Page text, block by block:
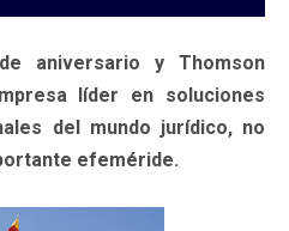
aniversario y Thomson
líder en soluciones
del mundo jurídico, no
efeméride.